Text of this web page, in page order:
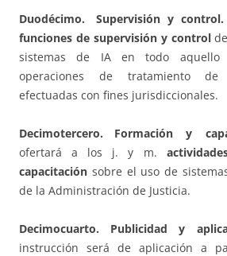
Duodécimo. Supervisión y control.
funciones de supervisión y control
sistemas de IA en todo
operaciones de tratamiento de
efectuadas con fines jurisdiccionales.
Decimotercero. Formación y
ofertará a los j. y m.
capacitación sobre el uso de
de la Administración de Justicia.
Decimocuarto. Publicidad y
instrucción será de aplicación a